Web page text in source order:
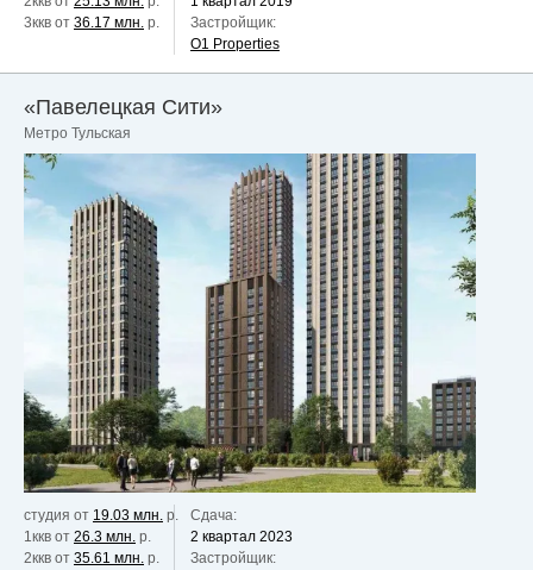
3ккв от 36.17 млн. р.
Застройщик:
O1 Properties
«Павелецкая Сити»
Метро Тульская
студия от 19.03 млн. р.
1ккв от 26.3 млн. р.
2ккв от 35.61 млн. р.
Сдача:
2 квартал 2023
Застройщик: